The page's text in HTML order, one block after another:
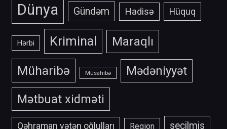
Dünya Gündəm Hadisə Hüquq
Hərbi Kriminal Maraqlı
Müharibə Müsahibə
Mədəniyyət
Mətbuat xidməti
Qəhraman vətən oğlulları Region secilmis